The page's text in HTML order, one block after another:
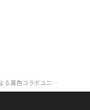
る異色コラボユニッ
& JP THE